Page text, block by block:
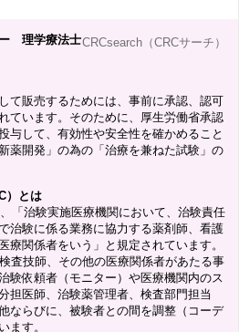
CRCsearch（CRCサーチ）
理学療法士
て販売するためには、事前に承認、認可
ています。そのために、厚生労働省承認
与して、有効性や安全性を確かめること
薬開発」の為の「治療を兼ねた試験」の
）とは
「治験実施医療機関において、治験責任
治験に係る業務に協力する薬剤師、看護
療関係者をいう」と規定されています。
査技師、その他の医療関係者があたる事
験依頼者（モニター）や医療機関内のス
担医師、治験薬管理者、検査部門担当
ならびに、被験者との間を調整（コーデ
ます。